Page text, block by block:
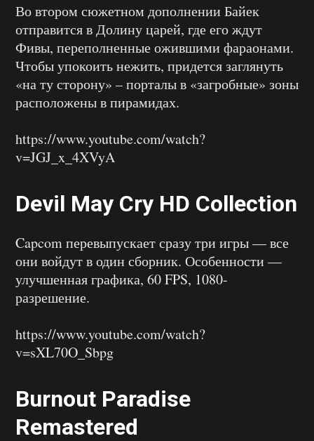
Во втором сюжетном дополнении Байек
отправится в Долину царей, где его ждут
Фивы, переполненные ожившими фараонами.
Чтобы упокоить нежить, придется заглянуть
«на ту сторону» – порталы в «загробные» зоны
расположены в пирамидах.
https://www.youtube.com/watch?
v=JGJ_x_4XVyA
Devil May Cry HD Collection
Capcom перевыпускает сразу три игры — все
они войдут в один сборник. Особенности —
улучшенная графика, 60 FPS, 1080-
разрешение.
https://www.youtube.com/watch?
v=sXL70O_Sbpg
Burnout Paradise
Remastered